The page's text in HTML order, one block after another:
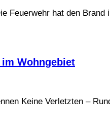
Feuerwehr hat den
Wohngebiet
Keine Verletzten –